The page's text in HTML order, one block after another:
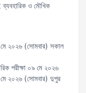
ও মৌখিক
মে ২০২৬ (সোমবার) সকাল
পরীক্ষা ০৯ মে ২০২৬
মে ২০২৬ (সোমবার) দুপুর